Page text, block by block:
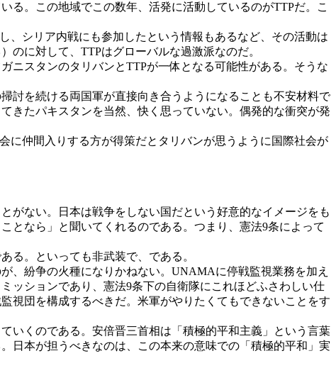
る。この地域でこの数年、活発に活動しているのがTTPだ。こ
シリア内戦にも参加したという情報もあるなど、その活動は
に対して、TTPはグローバルな過激派なのだ。
ニスタンのタリバンとTTPが一体となる可能性がある。そうな
討を続ける両国軍が直接向き合うようになることも不安材料で
きたパキスタンを当然、快く思っていない。偶発的な衝突が発
仲間入りする方が得策だとタリバンが思うように国際社会が
がない。日本は戦争をしない国だという好意的なイメージをも
となら」と聞いてくれるのである。つまり、憲法9条によって
る。といっても非武装で、である。
、紛争の火種になりかねない。UNAMAに停戦監視業務を加え
ッションであり、憲法9条下の自衛隊にこれほどふさわしい仕
視団を構成するべきだ。米軍がやりたくてもできないことをす
いくのである。安倍晋三首相は「積極的平和主義」という言葉
日本が担うべきなのは、この本来の意味での「積極的平和」実